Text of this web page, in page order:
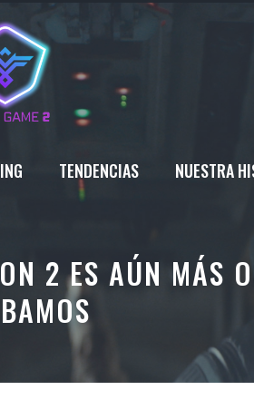
TENDENCIAS NUESTRA
2 ES AÚN MÁS